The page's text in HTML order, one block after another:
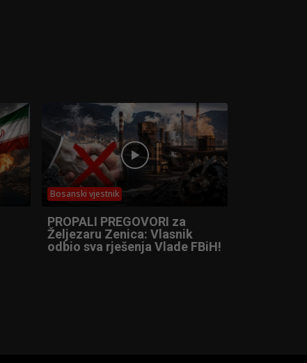
Bosanski vjestnik
PROPALI PREGOVORI za
Željezaru Zenica: Vlasnik
odbio sva rješenja Vlade FBiH!